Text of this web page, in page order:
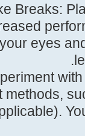
Breaks:
eyes
methods,